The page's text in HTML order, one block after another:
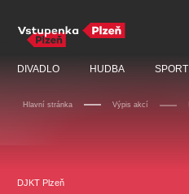
DIVADLO HUDBA SPORT
Hlavní stránka Výpis akcí
DJKT Plzeň
Doporučujeme
JARO EVENT s.r.o.